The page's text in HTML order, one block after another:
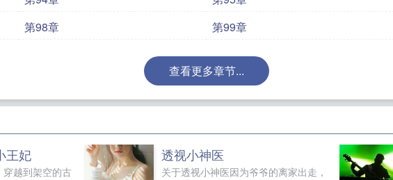
第98章 第99章
查看更多章节...
王妃
越到架空的古
透视小神医
关于透视小神医因为爷爷的离家出走，